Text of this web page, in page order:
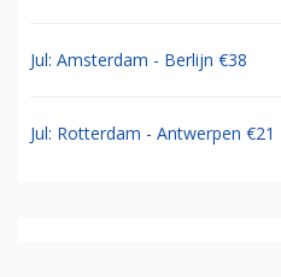
Jul: Amsterdam - Berlijn €38
Jul: Rotterdam - Antwerpen €21